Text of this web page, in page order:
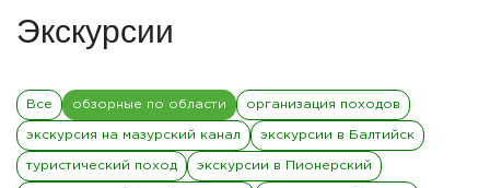
Экскурсии
Все обзорные по области организация походов
экскурсия на мазурский канал экскурсии в Балтийск
туристический поход экскурсии в Пионерский